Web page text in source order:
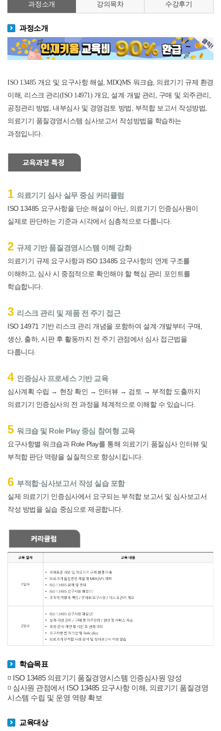
과정소개 강의목차 수강후기
과정소개
ISO 13485 개요 및 요구사항 해설, MDQMS 워크숍, 의료기기 규제 환경
이해 , 리스크 관리 (ISO 14971)개요, 설계 ·개발 관리 , 구매 및 외주관리 ,
공정관리 방법 , 내부심사 및 경영검토 방법 , 부적합 보고서 작성방법,
의료기기 품질경영시스템 심사보고서 작성방법을 학습하는
과정입니다.
1 의료기기 심사 실무 중심 커리큘럼
ISO 13485 요구사항을 단순 해설이 아닌
의료기기 인증심사원이
실제로 판단하는 기준과 시각에서 심층적으로 다룹니다.
2 규제 기반 품질경영시스템 이해 강화
의료기기 규제 요구사항과ISO 13485 요구사항의 연계 구조를
이해하고 심사 시 중점적으로 확인해야 할 핵심 관리 포인트를
학습합니다.
3 리스크 관리 및 제품 전 주기 접근
ISO 14971 기반 리스크 관리 개념을 포함하여 설계·개발부터 구매
생산, 출하,시판 후 활동까지 전 주기 관점에서 심사 접근법을
다룹니다.
4 인증심사 프로세스 기반 교육
심사계획 수립 → 현장 확인 → 인터뷰 → 검토 → 부적합 도출까지
의료기기 인증심사의 전 과정을 체계적으로 이해할 수 있습니다.
5 워크숍 및 Role Play 중심 참여형 교육
요구사항별 워크숍과Role Play를 통해 의료기기 품질심사 인터뷰 및
부적합 판단 역량을 실질적으로 향상시킵니다.
6 부적합·심사보고서 작성 실습 포함
실제 의료기기 인증심사에서 요구되는 부적합 보고서 및 심사보고서
작성 방법을 실습 중심으로 제공합니다.
학습목표
◽ ISO 13485 의료기기 품질경영시스템 인증심사원 양성
◽ 심사원 관점에서 ISO 13485 요구사항 이해, 의료기기 품질경영
시스템 수립 및 운영 역량 확보
교육대상